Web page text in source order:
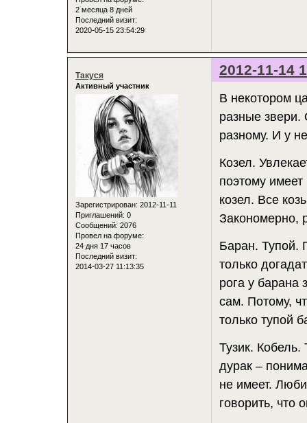
2 месяца 8 дней
Последний визит:
2020-05-15 23:54:29
2012-11-14
Такуся
Активный участник
Зарегистрирован: 2012-11-11
Приглашений: 0
Сообщений: 2076
Провел на форуме:
24 дня 17 часов
Последний визит:
2014-03-27 11:13:35
В некотором
разные
разному. И у
Козел.
поэтому
козел. Все
Закономерно,
Баран. Тупой.
только
рога у барана
сам. Потому,
только тупой
Тузик.
дурак –
не имеет.
говорить, что